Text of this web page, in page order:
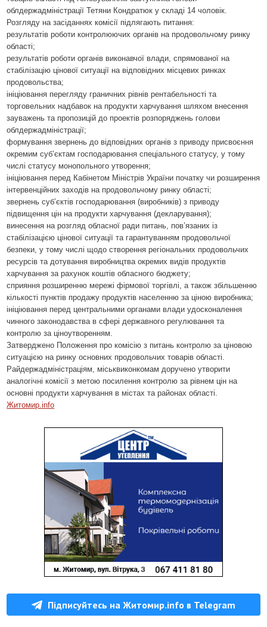
облдержадміністрації Тетяни Кондратюк у складі 14 чоловік.
Розгляду на засіданнях комісії підлягають питання:
результатів роботи контролюючих органів на продовольчому ринку
області;
результатів роботи органів виконавчої влади, спрямованої на
стабілізацію цінової ситуації на відповідних місцевих ринках
продовольства;
ініціювання перегляду граничних рівнів рентабельності та
торговельних надбавок на продукти харчування шляхом внесення
зауважень та пропозицій до проектів розпоряджень голови
облдержадміністрації;
формування звернень до відповідних органів з приводу присвоєння
окремим суб’єктам господарювання спеціального статусу, у тому
числі статусу монопольного утворення;
ініціювання перед Кабінетом Міністрів України початку чи розширення
інтервенційних заходів на продовольчому ринку області;
звернень суб’єктів господарювання (виробників) з приводу
підвищення цін на продукти харчування (декларування);
винесення на розгляд обласної ради питань, пов’язаних із
стабілізацією цінової ситуації та гарантуванням продовольчої
безпеки, у тому числі щодо створення регіональних продовольчих
ресурсів та дотування виробництва окремих видів продуктів
харчування за рахунок коштів обласного бюджету;
сприяння розширенню мережі фірмової торгівлі, а також збільшенню
кількості пунктів продажу продуктів населенню за ціною виробника;
ініціювання перед центральними органами влади удосконалення
чинного законодавства в сфері державного регулювання та
контролю за ціноутворенням.
Затверджено Положення про комісію з питань контролю за ціновою
ситуацією на ринку основних продовольчих товарів області.
Райдержадміністраціям, міськвиконкомам доручено утворити
аналогічні комісії з метою посилення контролю за рівнем цін на
основні продукти харчування в містах та районах області.
Житомир.info
Підписуйтесь на Житомир.info в Telegram